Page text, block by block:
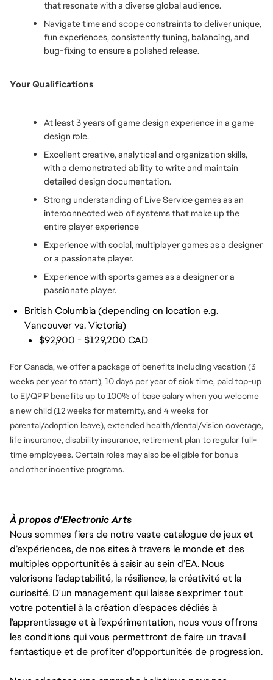
that resonate with a diverse global audience.
Navigate time and scope constraints to deliver unique,
fun experiences, consistently tuning, balancing, and
bug-fixing to ensure a polished release.
Your Qualifications
At least 3 years of game design experience in a game
design role.
Excellent creative, analytical and organization skills,
with a demonstrated ability to write and maintain
detailed design documentation.
Strong understanding of Live Service games as an
interconnected web of systems that make up the
entire player experience
Experience with social, multiplayer games as a designer
or a passionate player.
Experience with sports games as a designer or a
passionate player.
British Columbia (depending on location e.g.
Vancouver vs. Victoria)
$92,900 - $129,200 CAD
For Canada, we offer a package of benefits including vacation (3
weeks per year to start), 10 days per year of sick time, paid top-up
to EI/QPIP benefits up to 100% of base salary when you welcome
a new child (12 weeks for maternity, and 4 weeks for
parental/adoption leave), extended health/dental/vision coverage,
life insurance, disability insurance, retirement plan to regular full-
time employees. Certain roles may also be eligible for bonus
andother incentive programs.
À propos d'Electronic Arts
Nous sommes fiers de notre vaste catalogue de jeux et
d’expériences, de nos sites à travers le monde et des
multiples opportunités à saisir au sein d’EA. Nous
valorisons l’adaptabilité, la résilience, la créativité et la
curiosité. D'un management qui laisse s'exprimer tout
votre potentiel à la création d’espaces dédiés à
l’apprentissage et à l’expérimentation, nous vous offrons
les conditions qui vous permettront de faire un travail
fantastique et de profiter d'opportunités de progression.